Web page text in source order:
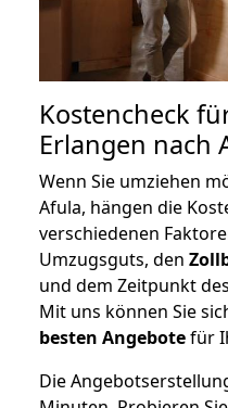
Kostencheck
Erlangen nach
Wenn Sie umziehen
Afula, hängen die
verschiedenen
Umzugsguts, den
und dem Zeitpunkt
Mit uns können Sie
besten Angebotefür
Die